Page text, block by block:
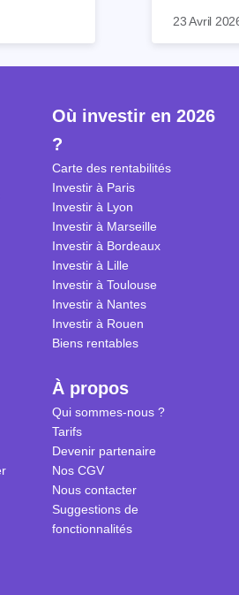
ce type
découvrez
23 Avril
Où investir en 2026
?
Carte des rentabilités
Investir à Paris
Investir à Lyon
Investir à Marseille
Investir à Bordeaux
Investir à Lille
Investir à Toulouse
Investir à Nantes
Investir à Rouen
Biens rentables
À propos
Qui sommes-nous ?
Tarifs
Devenir partenaire
Nos CGV
Nous contacter
Suggestions de
fonctionnalités